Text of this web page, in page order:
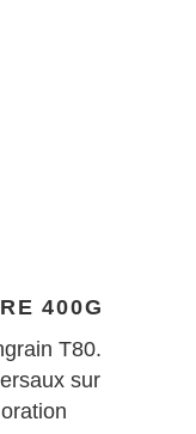
400G
T80.
sur